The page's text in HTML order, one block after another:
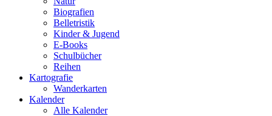
Biografien
Belletristik
Kinder & Jugend
E-Books
Schulbücher
Reihen
Kartografie
Wanderkarten
Kalender
Alle Kalender